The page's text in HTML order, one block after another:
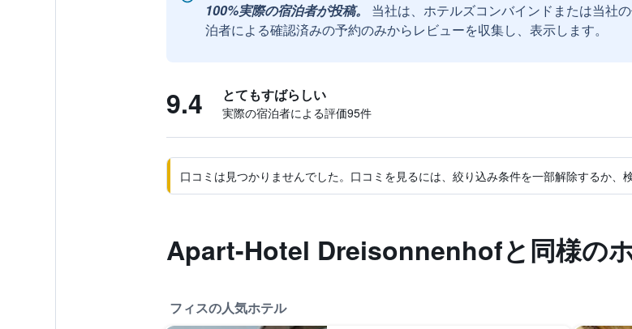
100%実際の宿泊者が投稿。
当社は、ホテルズコンバインドまたは当社
泊者による確認済みの予約のみからレビューを収集し、表示します。
9.4 とてもすばらしい
実際の宿泊者による評価95​件
口コミは見つかりませんでした。口コミを見るには、絞り込み条件を一部解除するか、
Apart-Hotel Dreisonnenhofと同様の
フィスの人気ホテル